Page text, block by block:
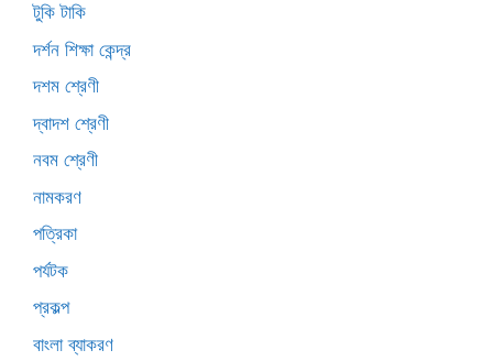
টুকি টাকি
দর্শন শিক্ষা কেন্দ্র
দশম শ্রেণী
দ্বাদশ শ্রেণী
নবম শ্রেণী
নামকরণ
পত্রিকা
পর্যটক
প্রকল্প
বাংলা ব্যাকরণ